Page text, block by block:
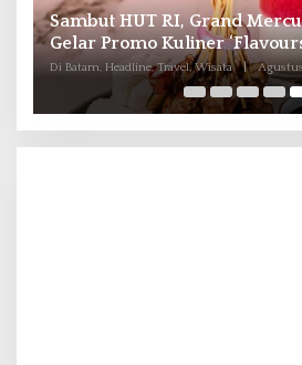
Sambut HUT RI, Grand
Gelar Promo Kuliner
Di Batam, Headline, Travel, Wisata |